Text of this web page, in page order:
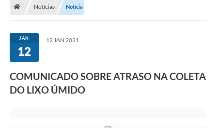
Notícias Notícia
JAN
12
12 JAN 2021
COMUNICADO SOBRE ATRASO NA COLETA
DO LIXO ÚMIDO